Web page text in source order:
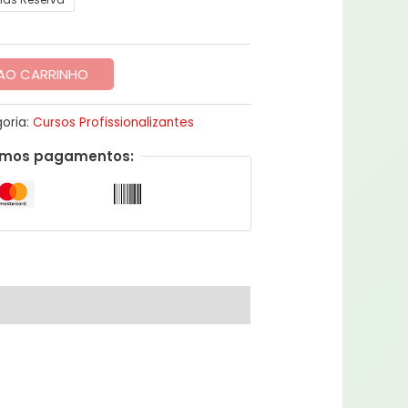
CARRINHO
Cursos Profissionalizantes
pagamentos: